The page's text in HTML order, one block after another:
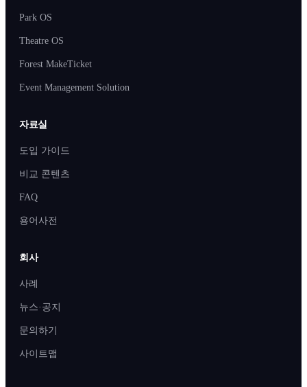
Park OS
Theatre OS
Forest MakeTicket
Event Management Solution
자료실
도입 가이드
비교 콘텐츠
FAQ
용어사전
회사
사례
뉴스·공지
문의하기
사이트맵